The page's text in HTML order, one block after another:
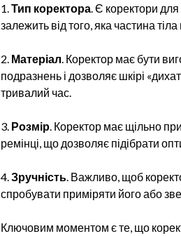
1.Тип коректора. Є коректори
залежить від того, яка частина
2. Матеріал. Коректор має бути
подразнень і дозволяє шкірі
тривалий час.
3. Розмір. Коректор має щільно
ремінці, що дозволяє підібрати
4.Зручність. Важливо, щоб
спробувати приміряти його або
Ключовим моментом є те, що